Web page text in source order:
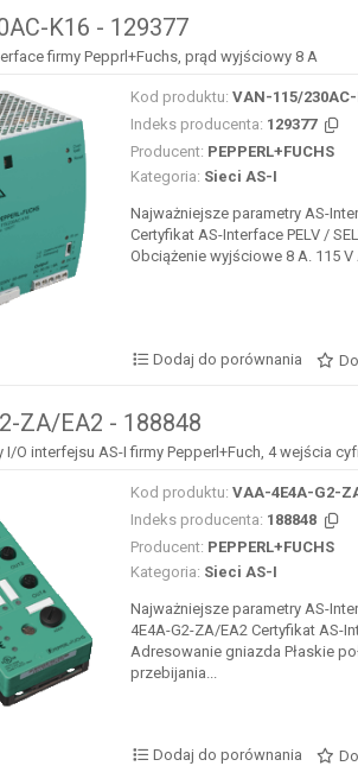
K16 - 129377
firmy Pepprl+Fuchs, prąd wyjściowy 8 A
Kod produktu: VAN-115/230AC-
Indeks producenta: 129377
Producent: PEPPERL+FUCHS
Kategoria: Sieci AS-I
Najważniejsze parametry AS-
Certyfikat AS-Interface PELV /
Obciążenie wyjściowe 8 A. 115 V
Dodaj do porównania
ZA/EA2 - 188848
I/O interfejsu AS-I firmy Pepperl+Fuch, 4 wejścia
Kod produktu: VAA-4E4A-G2-
Indeks producenta: 188848
Producent: PEPPERL+FUCHS
Kategoria: Sieci AS-I
Najważniejsze parametry AS-
4E4A-G2-ZA/EA2 Certyfikat AS-
Adresowanie gniazda Płaskie
przebijania...
Dodaj do porównania